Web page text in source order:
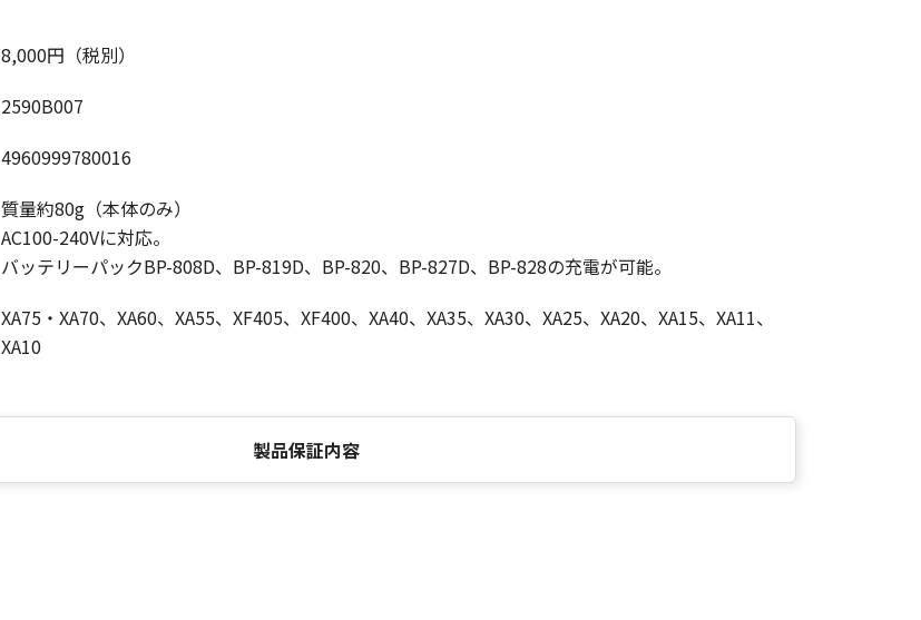
8,000円（税別）
2590B007
4960999780016
質量約80g（本体のみ）
AC100-240Vに対応。
バッテリーパックBP-808D、BP-819D、BP-820、BP-827D、BP-828の充電が可能。
XA75・XA70、XA60、XA55、XF405、XF400、XA40、XA35、XA30、XA25、XA20、XA15、XA11、
XA10
製品保証内容